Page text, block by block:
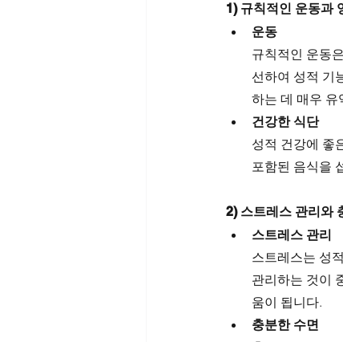
1) 규칙적인 운동과
운동
규칙적인 운동
선하여 성적 기
하는 데 매우 유
건강한 식단
성적 건강에 좋
포함된 음식을
2) 스트레스 관리와
스트레스 관리
스트레스는 성
관리하는 것이
움이 됩니다.
충분한 수면